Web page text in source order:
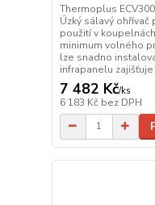
Thermoplus
Úzký sálavý
použití v
minimum volného
lze snadno
infrapanelu
7 482 Kč/ks
6 183 Kč bez DPH